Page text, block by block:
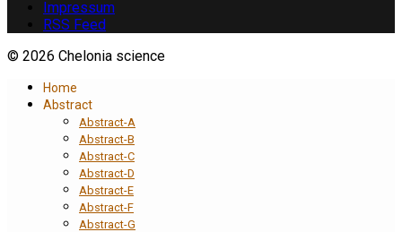
Impressum
RSS Feed
© 2026 Chelonia science
Home
Abstract
Abstract-A
Abstract-B
Abstract-C
Abstract-D
Abstract-E
Abstract-F
Abstract-G